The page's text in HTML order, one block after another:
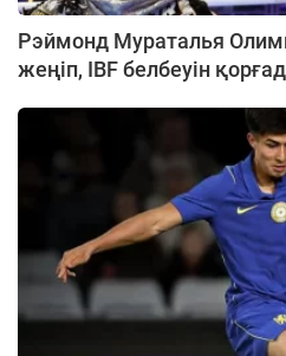
Рэймонд Мураталья
жеңіп, IBF белбеуін